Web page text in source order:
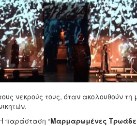
νεκρούς τους, όταν ακολουθούν
παράσταση “Μαρμαρωμένες